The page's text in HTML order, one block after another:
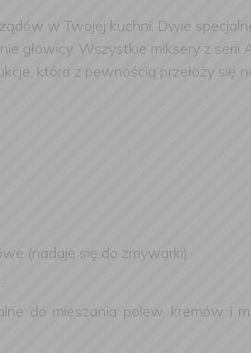
w Twojej kuchni. Dwie
głowicy. Wszystkie miksery z serii
która z pewnością przełoży się
(nadaje się do zmywarki)
do mieszania polew, kremów i